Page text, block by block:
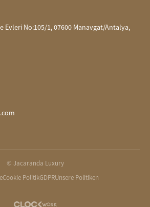
Evleri No:105/1, 07600 Manavgat/Antalya,
© Jacaranda Luxury
Cookie PolitikGDPRUnsere Politiken